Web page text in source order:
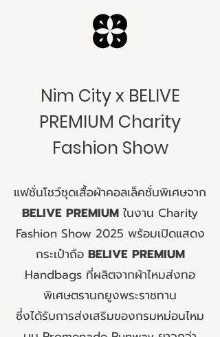
Nim City x BELIVE
PREMIUM Charity
Fashion Show
แฟชั่นโชว์ชุดเสื้อผ้าคอลเล็คชั่นพิเศษจาก
BELIVE PREMIUM ในงาน Charity
Fashion Show 2025 พร้อมเปิดแสดง
กระเป๋าถือ BELIVE PREMIUM
Handbags ที่ผลิตจากผ้าไหมส่งทอ
พิเศษตรานกยูงพระราชทาน
ซึ่งได้รับการส่งเสริมของกรมหม่อนไหม